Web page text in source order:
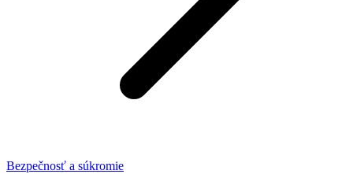
Bezpečnosť a súkromie